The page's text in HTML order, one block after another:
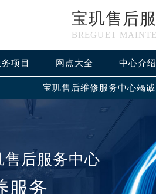
宝玑售后
BREGUET
务项目 网点大全 中心介绍
宝玑售后维修服务中心竭诚
售后服务中心
服务